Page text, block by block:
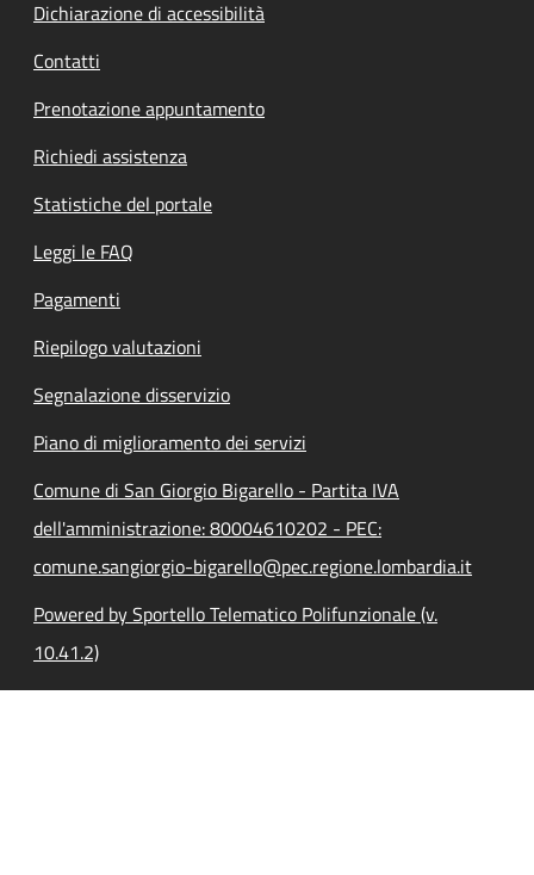
Dichiarazione di accessibilità
Contatti
Prenotazione appuntamento
Richiedi assistenza
Statistiche del portale
Leggi le FAQ
Pagamenti
Riepilogo valutazioni
Segnalazione disservizio
Piano di miglioramento dei servizi
Comune di San Giorgio Bigarello - Partita IVA
dell'amministrazione: 80004610202 - PEC:
comune.sangiorgio-bigarello@pec.regione.lombardia.it
Powered by Sportello Telematico Polifunzionale (v.
10.41.2)